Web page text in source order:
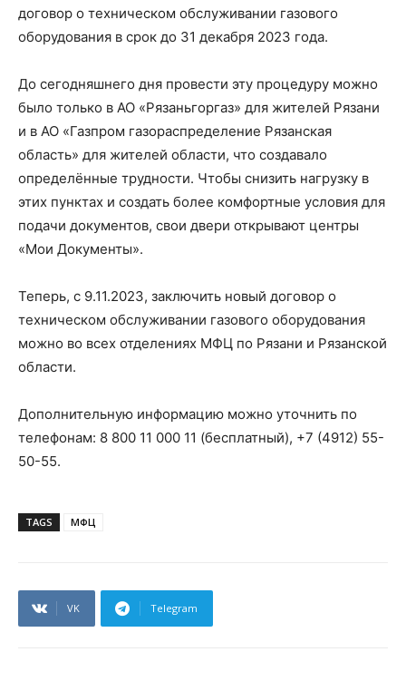
договор о техническом обслуживании газового
оборудования в срок до 31 декабря 2023 года.
До сегодняшнего дня провести эту процедуру можно
было только в АО «Рязаньгоргаз» для жителей Рязани
и в АО «Газпром газораспределение Рязанская
область» для жителей области, что создавало
определённые трудности. Чтобы снизить нагрузку в
этих пунктах и создать более комфортные условия для
подачи документов, свои двери открывают центры
«Мои Документы».
Теперь, с 9.11.2023, заключить новый договор о
техническом обслуживании газового оборудования
можно во всех отделениях МФЦ по Рязани и Рязанской
области.
Дополнительную информацию можно уточнить по
телефонам: 8 800 11 000 11 (бесплатный), +7 (4912) 55-
50-55.
TAGS МФЦ
VK Telegram